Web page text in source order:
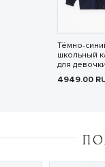
Тёмно-
школьный
для девочки
4949.00